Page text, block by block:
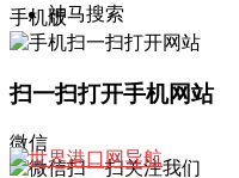
神马搜索
手机版
扫一扫打开手机网站
微信